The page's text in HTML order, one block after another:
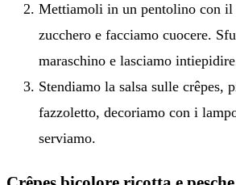
Mettiamoli in un pentolino con il
zucchero e facciamo cuocere.
maraschino e lasciamo
Stendiamo la salsa sulle crêpes,
fazzoletto, decoriamo con i
serviamo.